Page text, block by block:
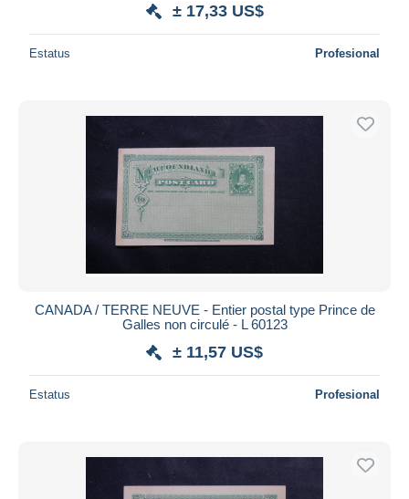
± 17,33 US$
Estatus Profesional
CANADA / TERRE NEUVE - Entier postal type Prince de
Galles non circulé - L 60123
± 11,57 US$
Estatus Profesional